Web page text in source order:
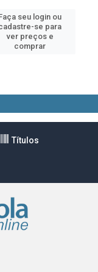
seu login ou
se para
ver preços e
comprar
Títulos